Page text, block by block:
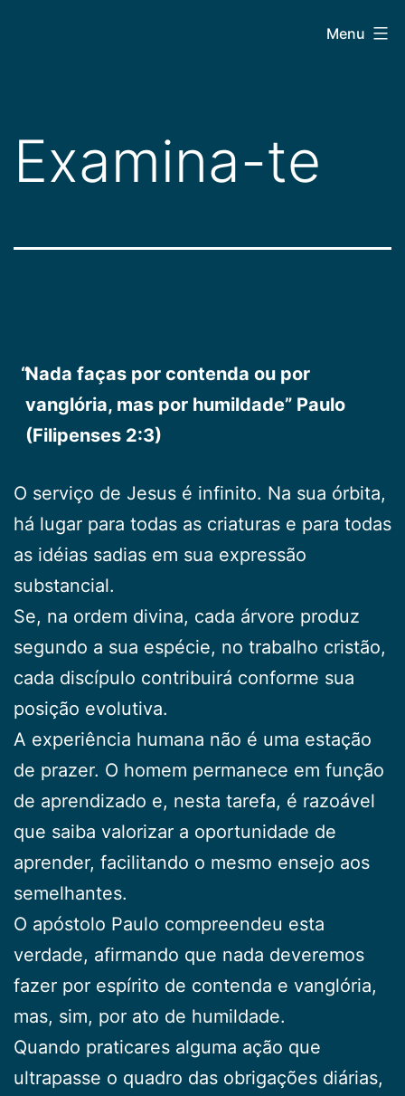
Menu
Examina-te
Nada faças por contenda ou por
vanglória, mas por humildade” Paulo
(Filipenses 2:3)
O serviço de Jesus é infinito. Na sua órbita,
há lugar para todas as criaturas e para todas
as idéias sadias em sua expressão
substancial.
Se, na ordem divina, cada árvore produz
segundo a sua espécie, no trabalho cristão,
cada discípulo contribuirá conforme sua
posição evolutiva.
A experiência humana não é uma estação
de prazer. O homem permanece em função
de aprendizado e, nesta tarefa, é razoável
que saiba valorizar a oportunidade de
aprender, facilitando o mesmo ensejo aos
semelhantes.
O apóstolo Paulo compreendeu esta
verdade, afirmando que nada deveremos
fazer por espírito de contenda e vanglória,
mas, sim, por ato de humildade.
Quando praticares alguma ação que
ultrapasse o quadro das obrigações diárias,